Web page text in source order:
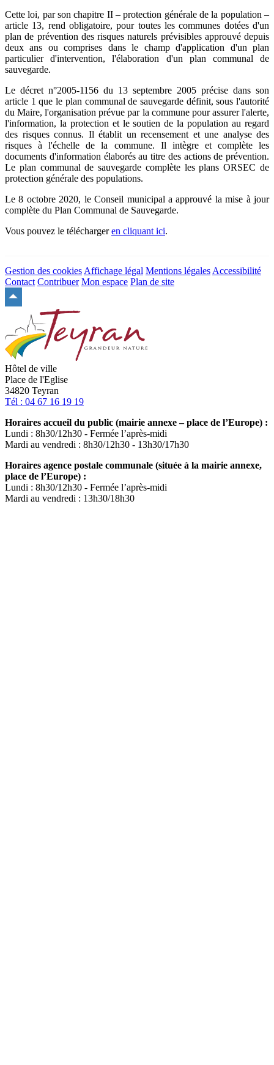
Cette loi, par son chapitre II – protection générale de la population –
article 13, rend obligatoire, pour toutes les communes dotées d'un
plan de prévention des risques naturels prévisibles approuvé depuis
deux ans ou comprises dans le champ d'application d'un plan
particulier d'intervention, l'élaboration d'un plan communal de
sauvegarde.
Le décret n°2005-1156 du 13 septembre 2005 précise dans son
article 1 que le plan communal de sauvegarde définit, sous l'autorité
du Maire, l'organisation prévue par la commune pour assurer l'alerte,
l'information, la protection et le soutien de la population au regard
des risques connus. Il établit un recensement et une analyse des
risques à l'échelle de la commune. Il intègre et complète les
documents d'information élaborés au titre des actions de prévention.
Le plan communal de sauvegarde complète les plans ORSEC de
protection générale des populations.
Le 8 octobre 2020, le Conseil municipal a approuvé la mise à jour
complète du Plan Communal de Sauvegarde.
Vous pouvez le téléchargeren cliquant ici.
Gestion des cookies Affichage légal Mentions légales Accessibilité
Contact Contribuer Mon espace Plan de site
haut
du
site
Hôtel de ville
Place de l'Eglise
34820 Teyran
Tél : 04 67 16 19 19
Horaires accueil du public (mairie annexe – place de l’Europe) :
Lundi : 8h30/12h30 - Fermée l’après-midi
Mardi au vendredi : 8h30/12h30 - 13h30/17h30
Horaires agence postale communale (située à la mairie annexe,
place de l’Europe) :
Lundi : 8h30/12h30 - Fermée l’après-midi
Mardi au vendredi : 13h30/18h30